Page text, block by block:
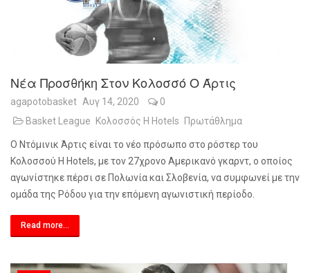
Νέα Προσθήκη Στον Κολοσσό Ο Άρτις
agapotobasket Αυγ 14, 2020
0
Basket League
Κολοσσός H Hotels Πρωτάθλημα
Ο Ντόμινικ Άρτις είναι το νέο πρόσωπο στο ρόστερ του
Κολοσσού H Hotels, με τον 27χρονο Αμερικανό γκαρντ, ο οποίος
αγωνίστηκε πέρσι σε Πολωνία και Σλοβενία, να συμφωνεί με την
ομάδα της Ρόδου για την επόμενη αγωνιστική περίοδο.
Read more...